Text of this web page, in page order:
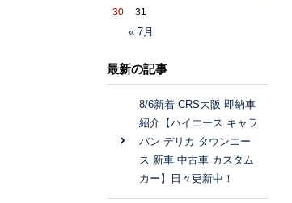
« 7月
30
31
最新の記事
8/6新着 CRS大阪 即納車
紹介【ハイエース キャラ
バン デリカ タウンエー
ス 新車 中古車 カスタム
カー】日々更新中！